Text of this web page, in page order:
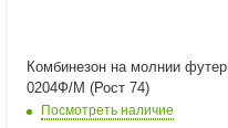
Комбинезон на молнии футер
0204Ф/М (Рост 74)
Посмотреть наличие